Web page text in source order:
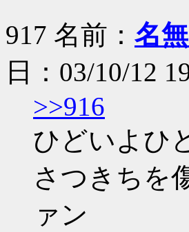
917 名前： 名
日：03/10/12
>>916
ひどいよひ
さつきちを
ァン